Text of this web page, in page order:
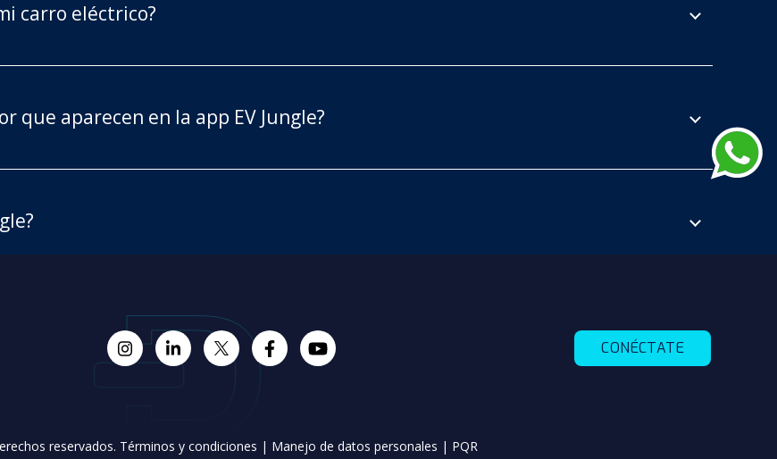
carro eléctrico?
que aparecen en la app EV Jungle?
CONÉCTATE
reservados. Términos y condiciones | Manejo de datos personales | PQR